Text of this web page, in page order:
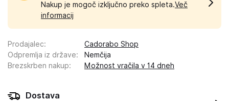
Nakup je mogoč izključno preko spleta.Več
informacij
Prodajalec:
Cadorabo Shop
Odpremlja iz države:
Nemčija
Brezskrben nakup: Možnost vračila v 14 dneh
Dostava